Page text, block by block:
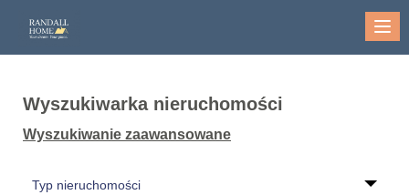
Wyszukiwarka nieruchomości
Wyszukiwanie zaawansowane
Typ nieruchomości